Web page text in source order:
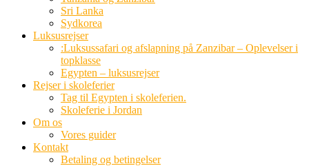
Sri Lanka
Sydkorea
Luksusrejser
:Luksussafari og afslapning på Zanzibar – Oplevelser i
topklasse
Egypten – luksusrejser
Rejser i skoleferier
Tag til Egypten i skoleferien.
Skoleferie i Jordan
Om os
Vores guider
Kontakt
Betaling og betingelser